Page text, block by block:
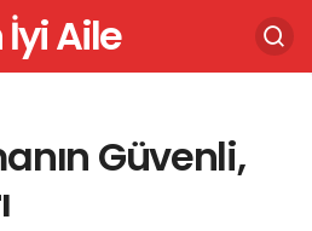
İyi Aile
Güvenli,